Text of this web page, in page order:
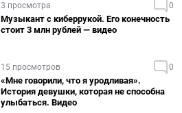
3 просмотра 0
Музыкант с киберрукой. Его конечность
стоит 3 млн рублей — видео
15 просмотров 0
«Мне говорили, что я уродливая».
История девушки, которая не способна
улыбаться. Видео